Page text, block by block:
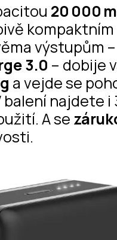
20 000
výstupům –
3.0 – dobije
a vejde se
najdete i
A se